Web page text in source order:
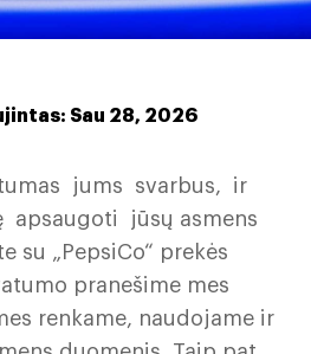
Sau 28, 2026
jums svarbus, ir
apsaugoti jūsų asmens
su „PepsiCo“ prekės
pranešime mes
renkame, naudojame ir